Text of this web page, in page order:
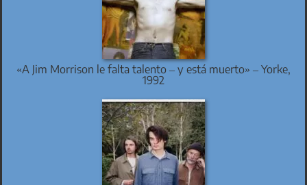
«A Jim Morrison le falta talento – y está muerto» – Yorke,
1992